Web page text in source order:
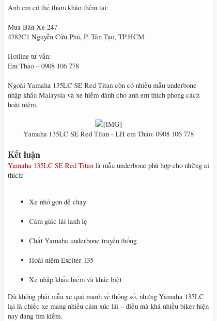
Anh em có thể tham khảo thêm tại:
Mua Bán Xe 247
4382C1 Nguyễn Cửu Phú, P. Tân Tạo, TP.HCM
Hotline tư vấn:
Em Thảo – 0908 106 778
Ngoài Yamaha 135LC SE Red Titan còn có nhiều mẫu underbone
nhập khẩu Malaysia và xe hiếm dành cho anh em thích phong cách
hoài niệm.
Yamaha 135LC SE Red Titan - LH em Thảo: 0908 106 778​
Kết luận
Yamaha 135LC SE Red Titan là mẫu underbone phù hợp cho những ai
thích:
Xe nhỏ gọn dễ chạy
Cảm giác lái lanh lẹ
Chất Yamaha underbone truyền thống
Hoài niệm Exciter 135
Xe nhập khẩu hiếm và khác biệt
Dù không phải mẫu xe quá mạnh về thông số, nhưng Yamaha 135LC
lại là chiếc xe mang nhiều cảm xúc lái – điều mà khá nhiều biker hiện
nay đang tìm kiếm.